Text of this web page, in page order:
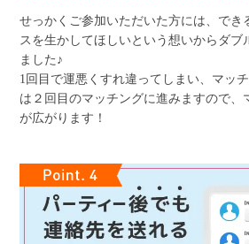
せっかくご参加いただいた方には、でき
スを生かしてほしいという想いからダブ
ました♪
1回目で運悪くすれ違ってしまい、マッ
は２回目のマッチングに進みますので、
が広がります！